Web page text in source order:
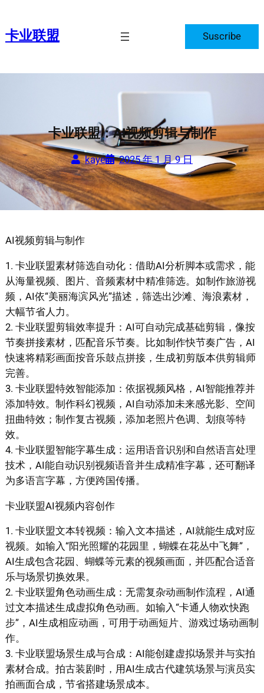
内卡业联盟 Suscribe
卡业联盟：AI视频剪辑与制作
kaye 2025 年 1 月 9 日
AI视频剪辑与制作
1. 卡业联盟素材筛选自动化：借助AI分析脚本或需求，能
从海量视频、图片、音频素材中精准筛选。如制作旅游视
频，AI依“美丽海滨风光”描述，筛选出沙滩、海浪素材，
大幅节省人力。
2. 卡业联盟剪辑效率提升：AI可自动完成基础剪辑，像按
节奏拼接素材，匹配音乐节奏。比如制作快节奏广告，AI
快速将精彩画面按音乐鼓点拼接，生成初剪版本供剪辑师
完善。
3. 卡业联盟特效智能添加：依据视频风格，AI智能推荐并
添加特效。制作科幻视频，AI自动添加未来感光影、空间
扭曲特效；制作复古视频，添加老照片色调、划痕等特
效。
4. 卡业联盟智能字幕生成：运用语音识别和自然语言处理
技术，AI能自动识别视频语音并生成精准字幕，还可翻译
为多语言字幕，方便跨国传播。
卡业联盟AI视频内容创作
1. 卡业联盟文本转视频：输入文本描述，AI就能生成对应
视频。如输入“阳光照耀的花园里，蝴蝶在花丛中飞舞”，
AI生成包含花园、蝴蝶等元素的视频画面，并匹配合适音
乐与场景切换效果。
2. 卡业联盟角色动画生成：无需复杂动画制作流程，AI通
过文本描述生成虚拟角色动画。如输入“卡通人物欢快跑
步”，AI生成相应动画，可用于动画短片、游戏过场动画制
作。
3. 卡业联盟场景生成与合成：AI能创建虚拟场景并与实拍
素材合成。拍古装剧时，用AI生成古代建筑场景与演员实
拍画面合成，节省搭建场景成本。